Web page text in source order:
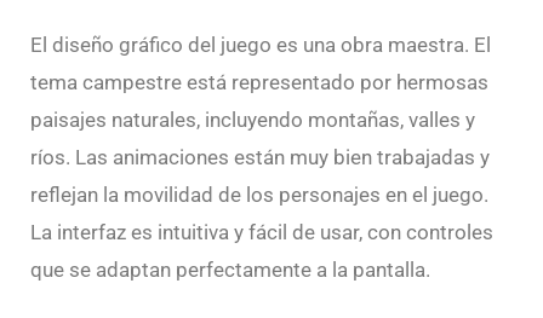
El diseño gráfico del juego es una obra maestra. El
tema campestre está representado por hermosas
paisajes naturales, incluyendo montañas, valles y
ríos. Las animaciones están muy bien trabajadas y
reflejan la movilidad de los personajes en el juego.
La interfaz es intuitiva y fácil de usar, con controles
que se adaptan perfectamente a la pantalla.